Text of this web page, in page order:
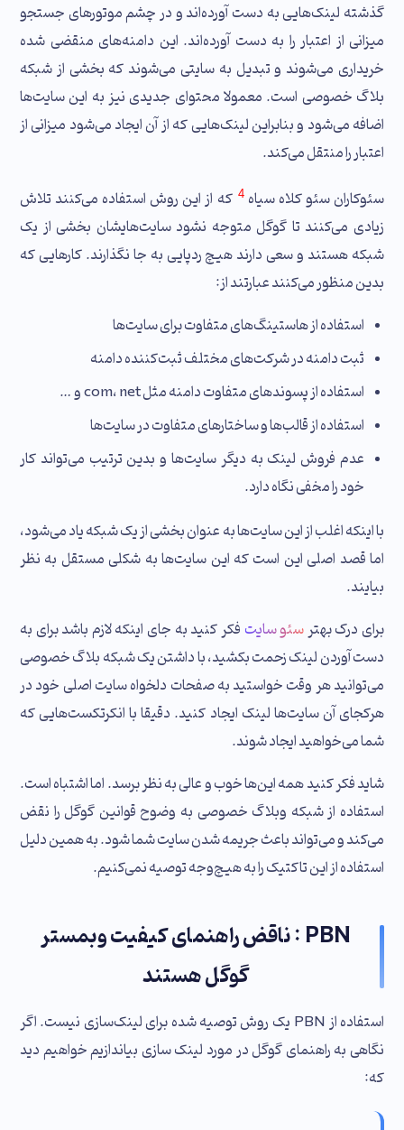
گذشته لینک‌هایی به دست آورده‌اند و در چشم موتورهای جستجو
میزانی از اعتبار را به دست آورده‌اند. این دامنه‌های منقضی شده
خریداری می‌شوند و تبدیل به سایتی می‌شوند که بخشی از شبکه
بلاگ خصوصی است. معمولا محتوای جدیدی نیز به این سایت‌ها
اضافه می‌شود و بنابراین لینک‌هایی که از آن ایجاد می‌شود میزانی از
اعتبار را منتقل می‌کند.
سئوکاران سئو کلاه سیاه4 که از این روش استفاده می‌کنند تلاش
زیادی می‌کنند تا گوگل متوجه نشود سایت‌هایشان بخشی از یک
شبکه هستند و سعی دارند هیچ ردپایی به جا نگذارند. کارهایی که
بدین منظور می‌کنند عبارتند از:
استفاده از هاستینگ‌های متفاوت برای سایت‌ها
ثبت دامنه در شرکت‌های مختلف ثبت‌کننده دامنه
استفاده از پسوندهای متفاوت دامنه مثل com، net و …
استفاده از قالب‌ها و ساختارهای متفاوت در سایت‌ها
عدم فروش لینک به دیگر سایت‌ها و بدین ترتیب می‌تواند کار
خود را مخفی نگاه دارد.
با اینکه اغلب از این سایت‌ها به عنوان بخشی از یک شبکه یاد می‌شود،
اما قصد اصلی این است که این سایت‌ها به شکلی مستقل به نظر
بیایند.
برای درک بهتر سئو سایت فکر کنید به جای اینکه لازم باشد برای به
دست آوردن لینک زحمت بکشید، با داشتن یک شبکه بلاگ خصوصی
می‌توانید هر وقت خواستید به صفحات دلخواه سایت اصلی خود در
هرکجای آن سایت‌ها لینک ایجاد کنید. دقیقا با انکرتکست‌هایی که
شما می‌خواهید ایجاد شوند.
شاید فکر کنید همه این‌ها خوب و عالی به نظر برسد. اما اشتباه است.
استفاده از شبکه وبلاگ خصوصی به وضوح قوانین گوگل را نقض
می‌کند و می‌تواند باعث جریمه شدن سایت شما شود. به همین دلیل
استفاده از این تاکتیک را به هیچ‌وجه توصیه نمی‌کنیم.
PBN : ناقض راهنمای کیفیت وبمستر
گوگل هستند
استفاده از PBN یک روش توصیه شده برای لینک‌سازی نیست. اگر
نگاهی به راهنمای گوگل در مورد لینک‌ سازی بیاندازیم خواهیم دید
که: